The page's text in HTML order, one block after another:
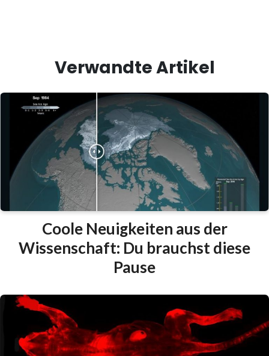
Verwandte Artikel
Coole Neuigkeiten aus der
Wissenschaft: Du brauchst diese
Pause